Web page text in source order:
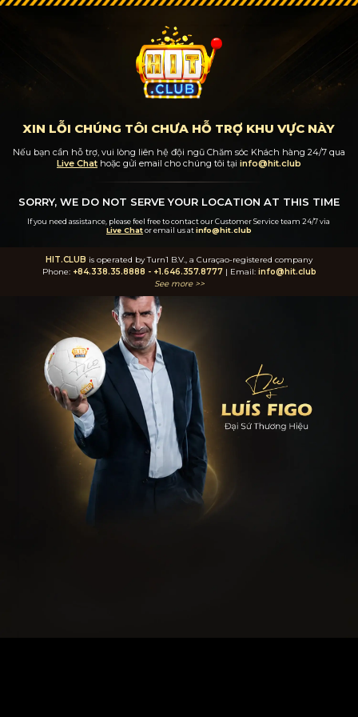
XIN LỖI CHÚNG TÔI CHƯA HỖ TRỢ KHU VỰC NÀY
Nếu bạn cần hỗ trợ, vui lòng liên hệ đội ngũ Chăm sóc Khách hàng 24/7 qua
Live Chathoặc gửi email cho chúng tôi tại info@hit.club
SORRY, WE DO NOT SERVE YOUR LOCATION AT THIS TIME
If you need assistance, please feel free to contact our Customer Service team 24/7via
Live Chator email us atinfo@hit.club
HIT.CLUB is operated by Turn1 B.V., a Curaçao-registered company
Phone: +84.338.35.8888 - +1.646.357.8777| Email: info@hit.club
See more >>